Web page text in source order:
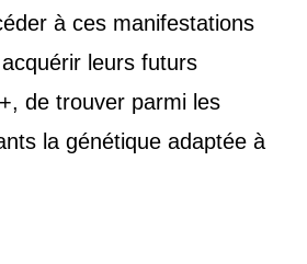
à ces manifestations
leurs futurs
de trouver parmi les
la génétique adaptée à